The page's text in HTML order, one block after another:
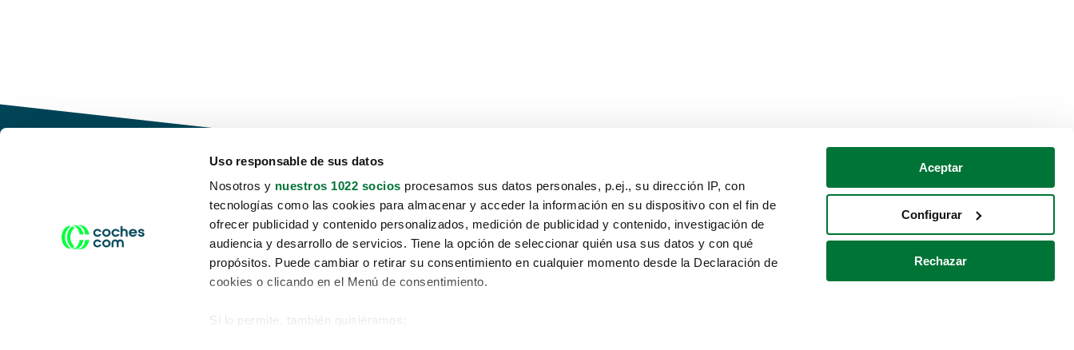
Uso responsable de sus datos
Nosotros y nuestros 1022 socios procesamos sus datos personales, p.ej., su dirección IP, con
tecnologías como las cookies para almacenar y acceder la información en su dispositivo con el fin de
ofrecer publicidad y contenido personalizados, medición de publicidad y contenido, investigación de
audiencia y desarrollo de servicios. Tiene la opción de seleccionar quién usa sus datos y con qué
propósitos. Puede cambiar o retirar su consentimiento en cualquier momento desde la Declaración de
cookies o clicando en el Menú de consentimiento.
Si lo permite, también quisiéramos:
Aceptar
Configurar
Rechazar
Conduce tu futuro,
desata tu movilidad